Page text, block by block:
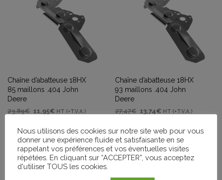
Chaîne d’abatteuse 18HX
85 maillons .404 John
Deere
23,89€ Le
initial
était :
23,89€.
11,95€ Le
actuel
est :
11,95€.
HT (+T.V.A.)
Chaîne d’abatteuse 18HX
93 maillons .404 John
Deere
27,47€ Le
initial
était :
27,47€.
13,74€ Le
actuel
est :
13,74€.
HT (+T.V.A.)
PROMO !
Nous utilisons des cookies sur notre site web pour vous
donner une expérience fluide et satisfaisante en se
rappelant vos préférences et vos éventuelles visites
répétées. En cliquant sur “ACCEPTER”, vous acceptez
d'utiliser TOUS les cookies.